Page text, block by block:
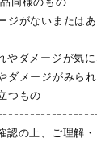
ジがないまたは
やダメージが気
ダメージがみら
つもの
認の上、ご理解